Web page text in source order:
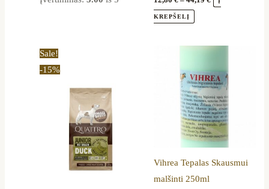
KREPŠELĮ
Sale!
-15%
44,20 €
has
multiple
variants.
The
options
may
Vihrea Tepalas Skausmui
malšinti 250ml